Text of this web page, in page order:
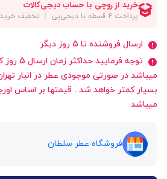
ارسال فروشنده تا 5 روز دیگر
توجه
میباشد در صورتی موجودی عطر در انبار
بسیار کمتر خواهد شد . قیمتها بر اساس
میباشد
فروشگاه عطر سلطان